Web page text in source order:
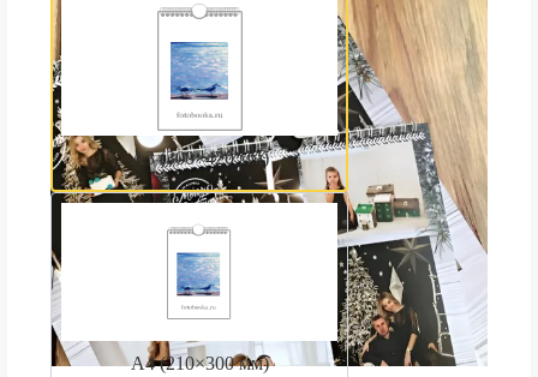
А3 (300×420 мм)
А4 (210×300 мм)